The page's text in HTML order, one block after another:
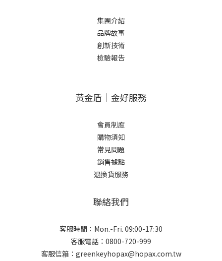
集團介紹
品牌故事
創新技術
檢驗報告
黃金盾｜金好服務
會員制度
購物須知
常見問題
銷售據點
退換貨服務
聯絡我們
客服時間：Mon.-Fri. 09:00-17:30
客服電話：0800-720-999
客服信箱：greenkeyhopax@hopax.com.tw